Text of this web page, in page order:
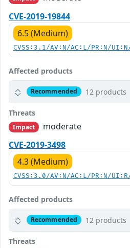
CVE-2019-19844
6.5 (Medium)
CVSS:3.1/AV:N/AC:L/PR:N/
Affected products
Recommended 12 products
Threats
Impact
moderate
CVE-2019-3498
4.3 (Medium)
CVSS:3.0/AV:N/AC:L/PR:N/
Affected products
Recommended 12 products
Threats